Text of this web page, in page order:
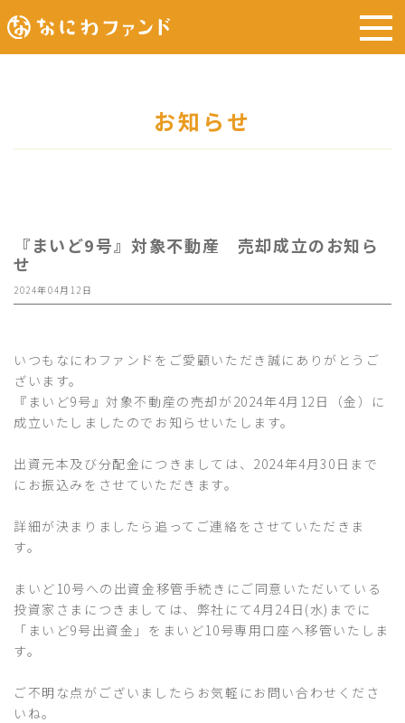
お知らせ
『まいど9号』対象不動産 売却成立のお知ら
せ
2024年04月12日
いつもなにわファンドをご愛顧いただき誠にありがとうご
ざいます。
『まいど9号』対象不動産の売却が2024年4月12日（金）に
成立いたしましたのでお知らせいたします。
出資元本及び分配金につきましては、2024年4月30日まで
にお振込みをさせていただきます。
詳細が決まりましたら追ってご連絡をさせていただきま
す。
まいど10号への出資金移管手続きにご同意いただいている
投資家さまにつきましては、弊社にて4月24日(水)までに
「まいど9号出資金」をまいど10号専用口座へ移管いたしま
す。
ご不明な点がございましたらお気軽にお問い合わせくださ
いね。